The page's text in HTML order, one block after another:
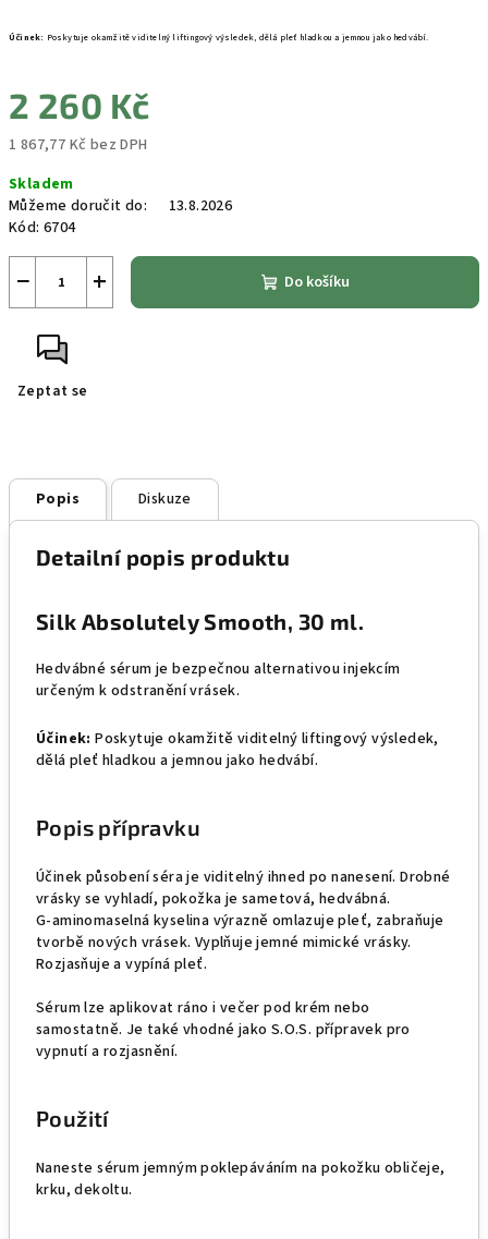
Účinek: Poskytuje okamžitě viditelný liftingový výsledek, dělá pleť hladkou a jemnou jako hedvábí.
2 260 Kč
1 867,77 Kč bez DPH
cena:
Skladem
Můžeme doručit do:
13.8.2026
Kód: 6704
+
− Do košíku
Zeptat se
Popis Diskuze
Detailní popis produktu
Silk Absolutely Smooth, 30 ml.
Hedvábné sérum je bezpečnou alternativou injekcím
určeným k odstranění vrásek.
Účinek: Poskytuje okamžitě viditelný liftingový výsledek,
dělá pleť hladkou a jemnou jako hedvábí.
Popis přípravku
Účinek působení séra je viditelný ihned po nanesení. Drobné
vrásky se vyhladí, pokožka je sametová, hedvábná.
G-aminomaselná kyselina výrazně omlazuje pleť, zabraňuje
tvorbě nových vrásek. Vyplňuje jemné mimické vrásky.
Rozjasňuje a vypíná pleť.
Sérum lze aplikovat ráno i večer pod krém nebo
samostatně. Je také vhodné jako S.O.S. přípravek pro
vypnutí a rozjasnění.
Použití
Naneste sérum jemným poklepáváním na pokožku obličeje,
krku, dekoltu.